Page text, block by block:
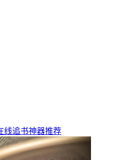
线追书神器推荐